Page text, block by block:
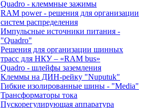
Quadro - клеммные зажимы
RAM power - решения для организации
систем распределения
Импульсные источники питания -
"Quadro"
Решения для организации шинных
трасс для НКУ – «RAM bus»
Quadro - шлейфы заземления
Клеммы на ДИН-рейку "Nuputuk"
Гибкие изолированные шины - "Media"
Трансформаторы тока
Пускорегулирующая аппаратура